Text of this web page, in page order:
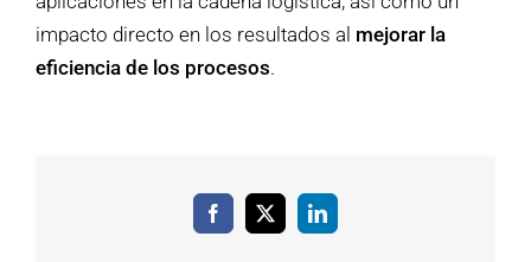
impacto directo en los resultados al mejorar la
eficiencia de los procesos.
Facebook
X LinkedIn